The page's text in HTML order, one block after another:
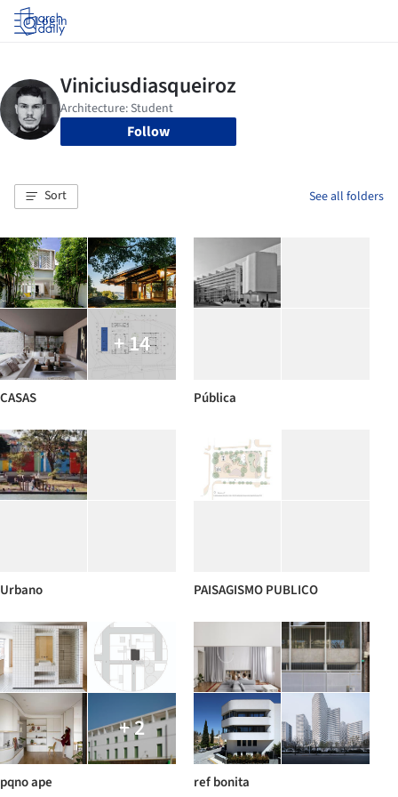
Log in
Follow
Sort See all folders
+ 14
CASAS Pública
Urbano PAISAGISMO PUBLICO
+ 2
pqno ape ref bonita